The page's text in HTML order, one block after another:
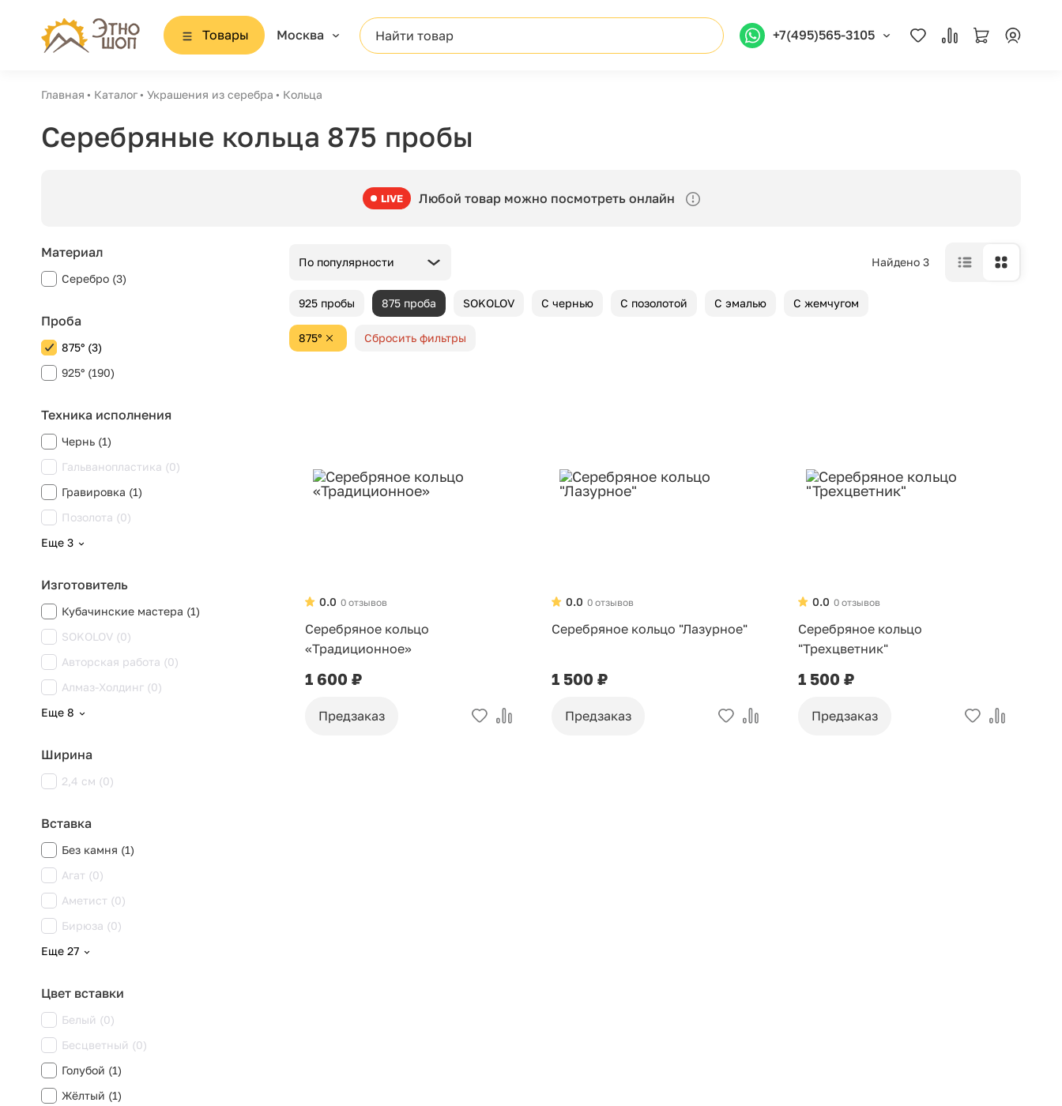
Товары Москва Найти товар +7(495)565-3105
Главная Каталог Украшения из серебра Кольца
Серебряные кольца 875 пробы
LIVE Любой товар можно посмотреть онлайн
Материал
Серебро (3)
Проба
875° (3)
925° (190)
Техника исполнения
Чернь (1)
Гальванопластика (0)
Гравировка (1)
Позолота (0)
Еще 3
Изготовитель
Кубачинские мастера (1)
SOKOLOV (0)
Авторская работа (0)
Алмаз-Холдинг (0)
Еще 8
Ширина
2,4 см (0)
Вставка
Без камня (1)
Агат (0)
Аметист (0)
Бирюза (0)
Еще 27
Цвет вставки
Белый (0)
Бесцветный (0)
Голубой (1)
Жёлтый (1)
По популярности Найдено 3
925 пробы 875 проба SOKOLOV С чернью С позолотой С эмалью С жемчугом
875° Сбросить фильтры
0 отзывов
0.0
Серебряное кольцо
«Традиционное»
1 600 ₽
Предзаказ
0 отзывов
0.0
Серебряное кольцо "Лазурное"
1 500 ₽
Предзаказ
0 отзывов
0.0
Серебряное кольцо
"Трехцветник"
1 500 ₽
Предзаказ